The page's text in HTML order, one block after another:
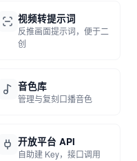
视频转提示词
反推画面提示词，便于二
创
音色库
管理与复刻口播音色
开放平台 API
自助建 Key，接口调用